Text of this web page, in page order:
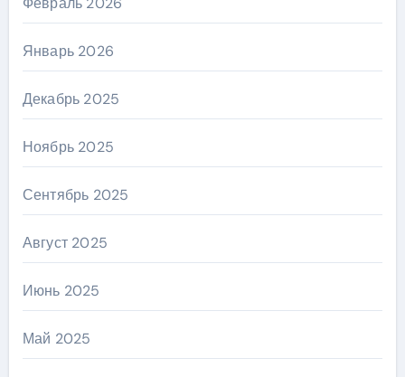
Январь 2026
Декабрь 2025
Ноябрь 2025
Сентябрь 2025
Август 2025
Июнь 2025
Май 2025